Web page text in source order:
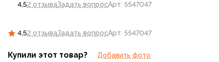
4,52 отзываЗадать вопросАрт: 5547047
4,52 отзываЗадать вопросАрт: 5547047
Купили этот товар? Добавить фото